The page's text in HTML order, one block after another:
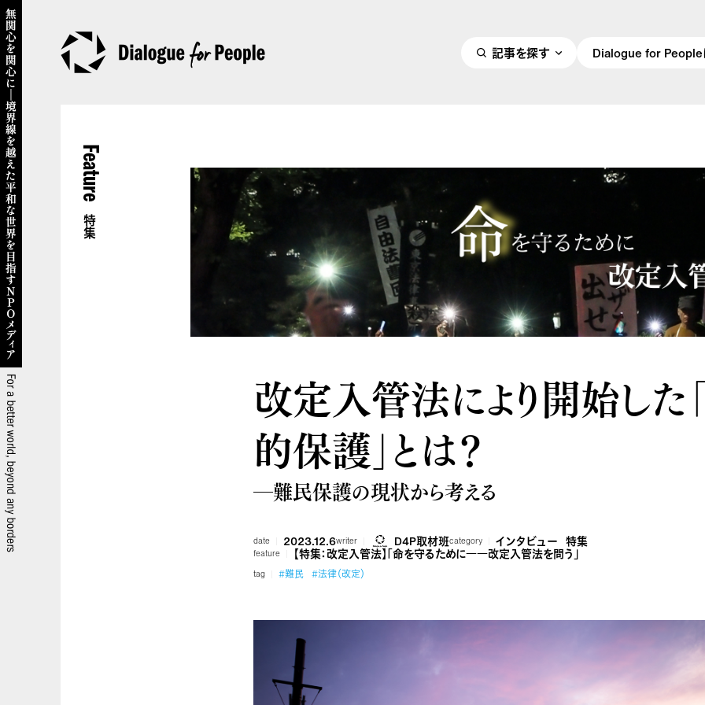
記事を探す Dialogue for People
Feature
特集
改定入管法により開始した
的保護」とは？
―難民保護の現状から考える
date 2023.12.6writer D4P取材班category インタビュー 特集
feature 【特集：改定入管法】「命を守るために――改定入管法を問う」
tag #難民 #法律（改定）